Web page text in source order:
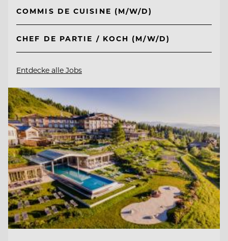
COMMIS DE CUISINE (M/W/D)
CHEF DE PARTIE / KOCH (M/W/D)
Entdecke alle Jobs